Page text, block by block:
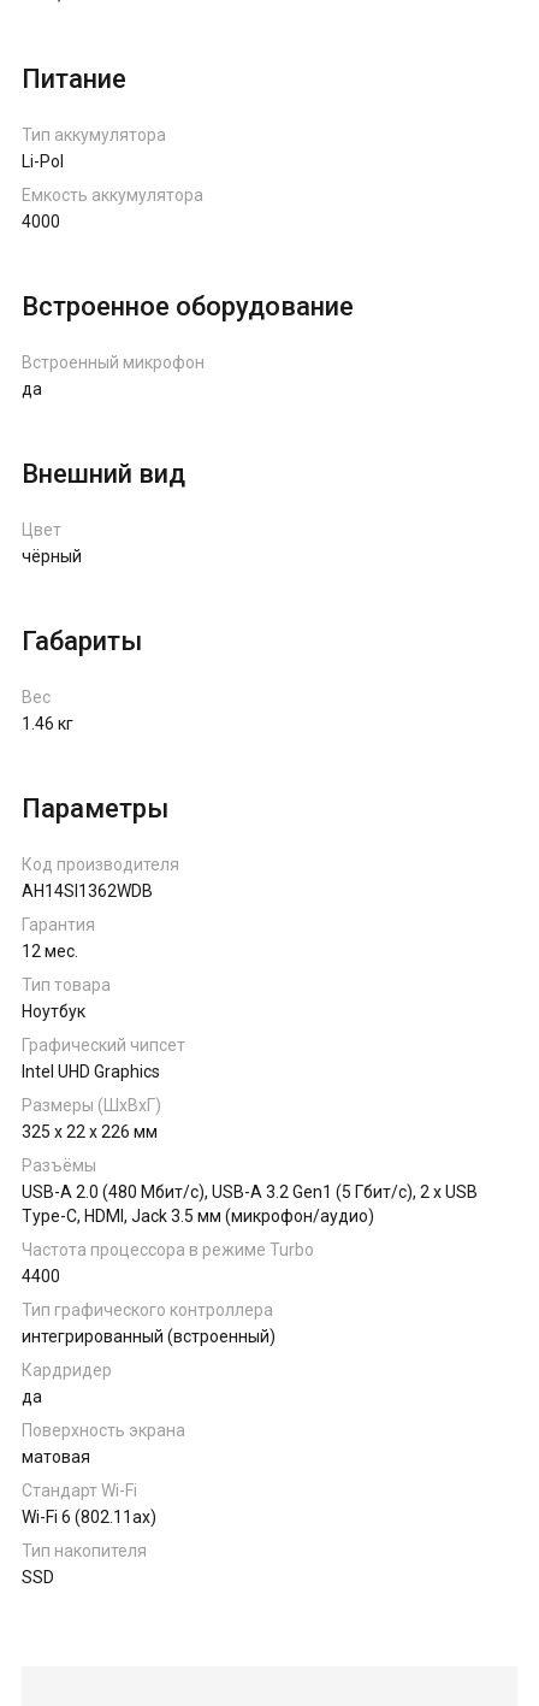
Питание
Тип аккумулятора
Li-Pol
Емкость аккумулятора
4000
Встроенное оборудование
Встроенный микрофон
да
Внешний вид
Цвет
чёрный
Габариты
Вес
1.46 кг
Параметры
Код производителя
AH14SI1362WDB
Гарантия
12 мес.
Тип товара
Ноутбук
Графический чипсет
Intel UHD Graphics
Размеры (ШхВхГ)
325 x 22 x 226 мм
Разъёмы
USB-A 2.0 (480 Мбит/с), USB-A 3.2 Gen1 (5 Гбит/с), 2 x USB
Type-C, HDMI, Jack 3.5 мм (микрофон/аудио)
Частота процессора в режиме Turbo
4400
Тип графического контроллера
интегрированный (встроенный)
Кардридер
да
Поверхность экрана
матовая
Стандарт Wi-Fi
Wi-Fi 6 (802.11ax)
Тип накопителя
SSD